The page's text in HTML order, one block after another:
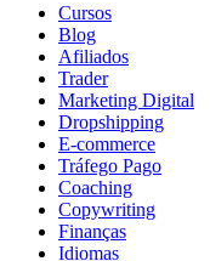
Cursos
Blog
Afiliados
Trader
Marketing Digital
Dropshipping
E-commerce
Tráfego Pago
Coaching
Copywriting
Finanças
Idiomas